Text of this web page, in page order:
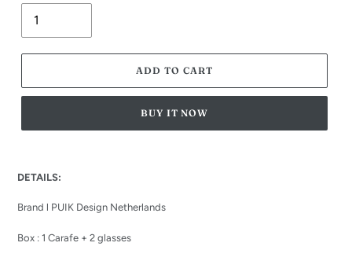
ADD TO CART
BUY IT NOW
to
cart
DETAILS:
Brand l PUIK Design Netherlands
Box : 1 Carafe + 2 glasses